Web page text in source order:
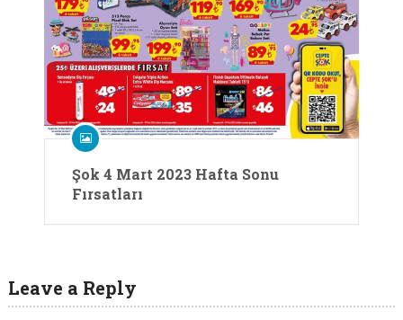
Şok 4 Mart 2023 Hafta Sonu
Fırsatları
Leave a Reply